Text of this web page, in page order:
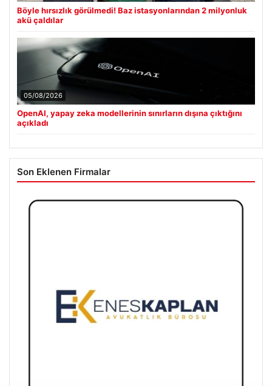
Böyle hırsızlık görülmedi! Baz istasyonlarından 2 milyonluk
akü çaldılar
05/08/2026
OpenAI, yapay zeka modellerinin sınırların dışına çıktığını
açıkladı
Son Eklenen Firmalar